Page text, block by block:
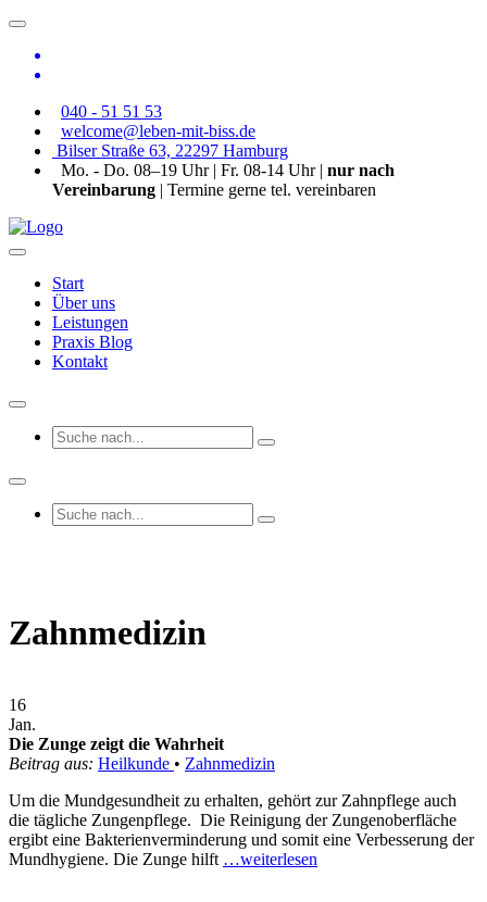
040 - 51 51 53
welcome@leben-mit-biss.de
Bilser Straße 63, 22297 Hamburg
Mo. - Do. 08–19 Uhr | Fr. 08-14 Uhr | nur nach
Vereinbarung | Termine gerne tel. vereinbaren
Start
Über uns
Leistungen
Praxis Blog
Kontakt
Zahnmedizin
16
Jan.
Die Zunge zeigt die Wahrheit
Beitrag aus: Heilkunde • Zahnmedizin
Um die Mundgesundheit zu erhalten, gehört zur Zahnpflege auch
die tägliche Zungenpflege. Die Reinigung der Zungenoberfläche
ergibt eine Bakterienverminderung und somit eine Verbesserung der
Mundhygiene. Die Zunge hilft …weiterlesen